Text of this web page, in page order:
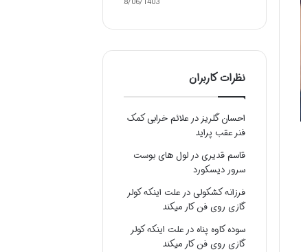
28/06/1403
نظرات کاربران
احسان گلریزدر علائم خرابی کمک
فنر عقب پراید
قاسم قدیریدر لول های بوست
سرور دیسکورد
فرزانه کشکولیدر علت اینکه کولر
گازی روی فن کار میکند
سوده کاوه پناه در علت اینکه کولر
گازی روی فن کار میکند